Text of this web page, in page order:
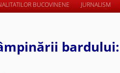
BUCOVINENE JURNALISM